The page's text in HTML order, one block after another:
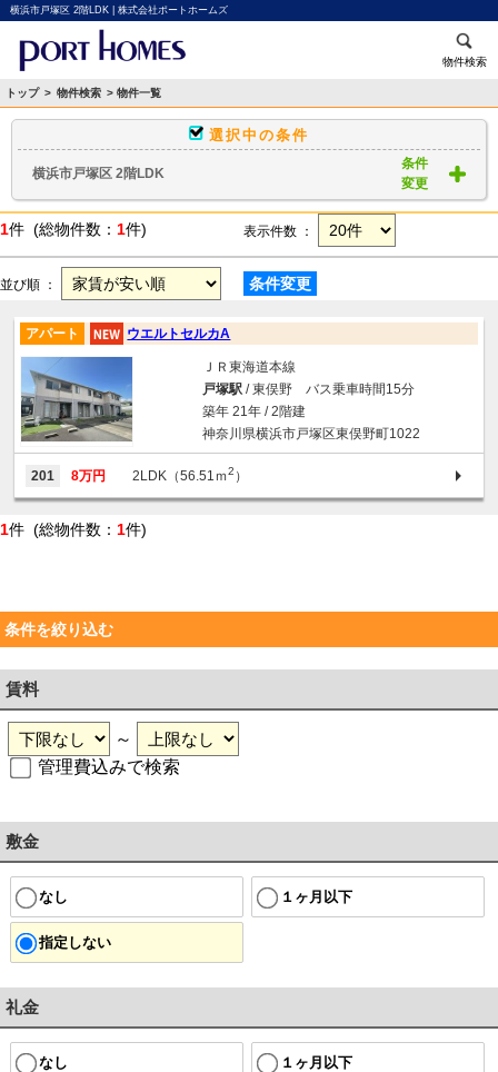
横浜市戸塚区 2階LDK | 株式会社ポートホームズ
物件検索
トップ > 物件検索 > 物件一覧
選択中の条件
横浜市戸塚区 2階LDK
条件
変更
1件 (総物件数： 1件) 表示件数 ：
並び順 ： 条件変更
アパート ウエルトセルカA
ＪＲ東海道本線
戸塚駅/ 東俣野 バス乗車時間15分
築年 21年 / 2階建
神奈川県横浜市戸塚区東俣野町1022
201 8万円 2LDK（56.51ｍ2 ）
1件 (総物件数： 1件)
条件を絞り込む
賃料
～
管理費込みで検索
敷金
なし １ヶ月以下
指定しない
礼金
なし １ヶ月以下